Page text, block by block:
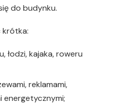
do budynku.
krótka:
łodzi, kajaka, roweru
reklamami,
energetycznymi;